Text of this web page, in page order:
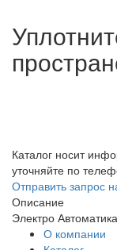
Каталог носит
уточняйте по
Отправить запрос
Описание
Электро
О компании